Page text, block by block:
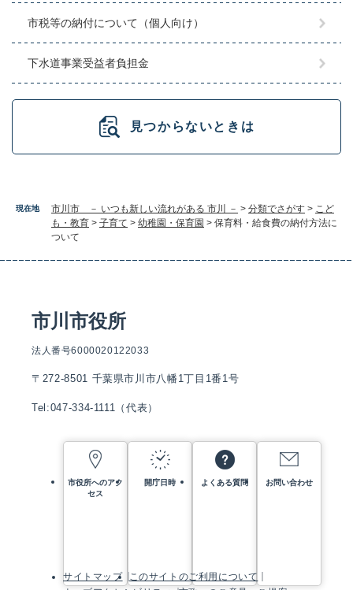
現在地 市川市 － いつも新しい流れがある 市川 － > 分類でさがす > こど
も・教育 > 子育て > 幼稚園・保育園 > 保育料・給食費の納付方法に
ついて
市税等の納付について（個人向け）
下水道事業受益者負担金
見つからないときは
市川市役所
法人番号6000020122033
〒272-8501 千葉県市川市八幡1丁目1番1号
Tel:047-334-1111（代表）
市役所へのアク
セス
開庁日時 よくある質問 お問い合わせ
サイトマップ
このサイトのご利用について